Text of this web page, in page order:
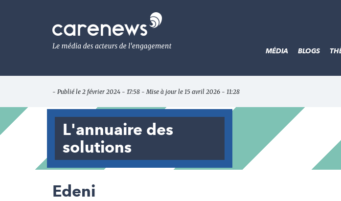
Le
média
de
l'engagement
MÉDIA BLOGS
- Publié le 2 février 2024 - 17:58 - Mise à jour le 15 avril 2026 - 11:28
L'annuaire des
solutions
Edeni